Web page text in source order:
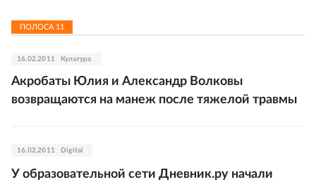
ПОЛОСА 11
16.02.2011 Культура
Акробаты Юлия и Александр Волковы
возвращаются на манеж после тяжелой травмы
16.02.2011 Digital
У образовательной сети Дневник.ру начали